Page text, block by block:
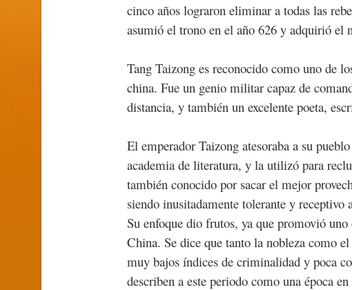
cinco años lograron eliminar a todas las
asumió el trono en el año 626 y adquirió el
Tang Taizong es reconocido como uno de
china. Fue un genio militar capaz de
distancia, y también un excelente poeta,
El emperador Taizong atesoraba a su
academia de literatura, y la utilizó para
también conocido por sacar el mejor
siendo inusitadamente tolerante y
Su enfoque dio frutos, ya que promovió
China. Se dice que tanto la nobleza como
muy bajos índices de criminalidad y poca
describen a este periodo como una época en